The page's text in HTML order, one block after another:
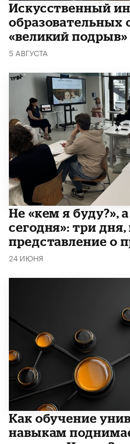
​Искусственный
образовательных
«великий подрыв»
5 АВГУСТА
Не «кем я буду?»,
сегодня»: три
представление о
24 ИЮНЯ
​Как обучение
навыкам